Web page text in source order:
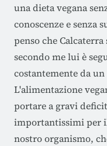
una dieta vegana
conoscenze e senza
penso che
secondo me lui è
costantemente da
L'alimentazione
portare a gravi
importantissimi per
nostro organismo,